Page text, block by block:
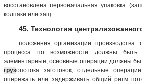
восстановлена первоначальная упаковка
колпаки или защ...
45. Технология
положения организации производства:
процесса по возможности должны быть
элементарные; основные операции должны
грузопотока заготовок; отдельные
опережать или задерживать общий ритм